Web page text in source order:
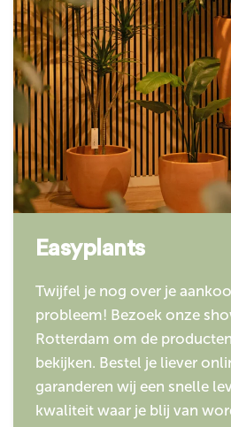
Easyplants
Twijfel je nog over je
probleem! Bezoek onze
Rotterdam om de
bekijken. Bestel je liever
garanderen wij een snelle
kwaliteit waar je blij van